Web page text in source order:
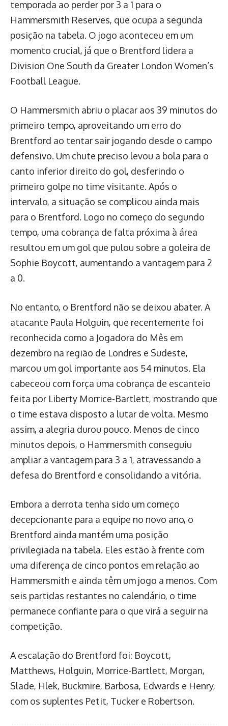
temporada ao perder por 3 a 1 para o
Hammersmith Reserves, que ocupa a segunda
posição na tabela. O jogo aconteceu em um
momento crucial, já que o Brentford lidera a
Division One South da Greater London Women’s
Football League.
O Hammersmith abriu o placar aos 39 minutos do
primeiro tempo, aproveitando um erro do
Brentford ao tentar sair jogando desde o campo
defensivo. Um chute preciso levou a bola para o
canto inferior direito do gol, desferindo o
primeiro golpe no time visitante. Após o
intervalo, a situação se complicou ainda mais
para o Brentford. Logo no começo do segundo
tempo, uma cobrança de falta próxima à área
resultou em um gol que pulou sobre a goleira de
Sophie Boycott, aumentando a vantagem para 2
a 0.
No entanto, o Brentford não se deixou abater. A
atacante Paula Holguin, que recentemente foi
reconhecida como a Jogadora do Mês em
dezembro na região de Londres e Sudeste,
marcou um gol importante aos 54 minutos. Ela
cabeceou com força uma cobrança de escanteio
feita por Liberty Morrice-Bartlett, mostrando que
o time estava disposto a lutar de volta. Mesmo
assim, a alegria durou pouco. Menos de cinco
minutos depois, o Hammersmith conseguiu
ampliar a vantagem para 3 a 1, atravessando a
defesa do Brentford e consolidando a vitória.
Embora a derrota tenha sido um começo
decepcionante para a equipe no novo ano, o
Brentford ainda mantém uma posição
privilegiada na tabela. Eles estão à frente com
uma diferença de cinco pontos em relação ao
Hammersmith e ainda têm um jogo a menos. Com
seis partidas restantes no calendário, o time
permanece confiante para o que virá a seguir na
competição.
A escalação do Brentford foi: Boycott,
Matthews, Holguin, Morrice-Bartlett, Morgan,
Slade, Hlek, Buckmire, Barbosa, Edwards e Henry,
com os suplentes Petit, Tucker e Robertson.